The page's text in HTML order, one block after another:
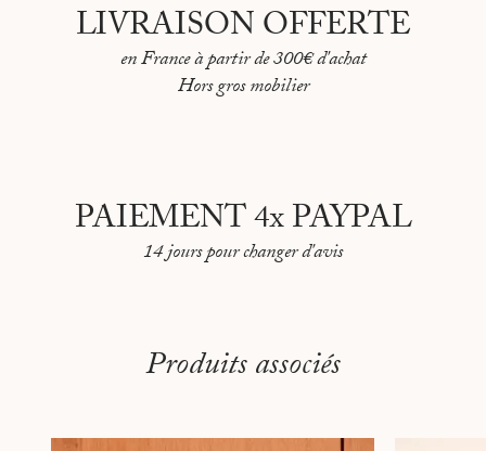
LIVRAISON OFFERTE
en France à partir de 300€ d'achat
Hors gros mobilier
PAIEMENT 4x PAYPAL
14 jours pour changer d'avis
Produits associés